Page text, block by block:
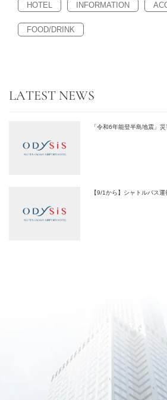
HOTEL INFORMATION
FOOD/DRINK
LATEST NEWS
「令和6年能登半島地震」
【9/1から】シャトルバス